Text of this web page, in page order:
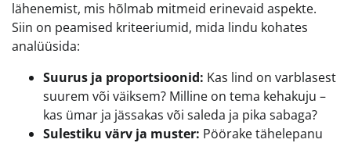
lähenemist, mis hõlmab mitmeid erinevaid aspekte.
Siin on peamised kriteeriumid, mida lindu kohates
analüüsida:
Suurus ja proportsioonid: Kas lind on varblasest
suurem või väiksem? Milline on tema kehakuju –
kas ümar ja jässakas või saleda ja pika sabaga?
Sulestiku värv ja muster: Pöörake tähelepanu